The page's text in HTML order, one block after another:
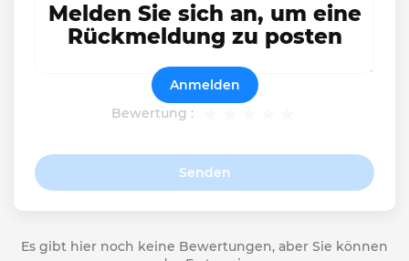
Bewertung :
Senden
Melden Sie sich an, um eine
Rückmeldung zu posten
Anmelden
Es gibt hier noch keine Bewertungen, aber Sie können